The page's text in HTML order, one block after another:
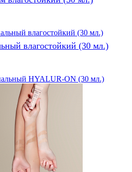
влагостойкий (30 мл.)